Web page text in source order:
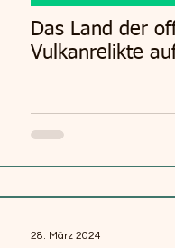
Das Land der
Vulkanrelikte
28. März 2024